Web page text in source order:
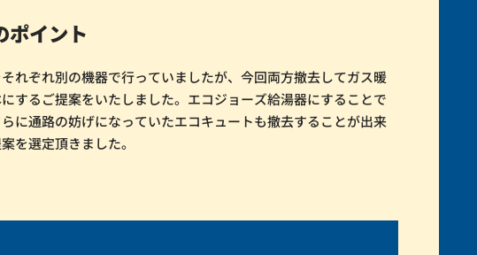
ポイント
れぞれ別の機器で行っていましたが、今回両方撤去してガス暖
するご提案をいたしました。エコジョーズ給湯器にすることで
に通路の妨げになっていたエコキュートも撤去することが出来
を選定頂きました。